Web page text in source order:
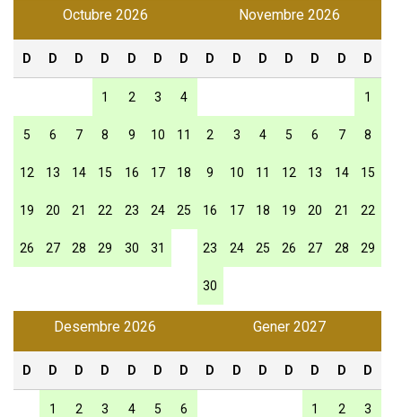
Octubre 2026
D D D D D D D
1 2 3 4
5 6 7 8 9 10 11
12 13 14 15 16 17 18
19 20 21 22 23 24 25
26 27 28 29 30 31
Novembre 2026
D D D D D D D
1
2 3 4 5 6 7 8
9 10 11 12 13 14 15
16 17 18 19 20 21 22
23 24 25 26 27 28 29
30
Desembre 2026
D D D D D D D
1 2 3 4 5 6
Gener 2027
D D D D D D D
1 2 3